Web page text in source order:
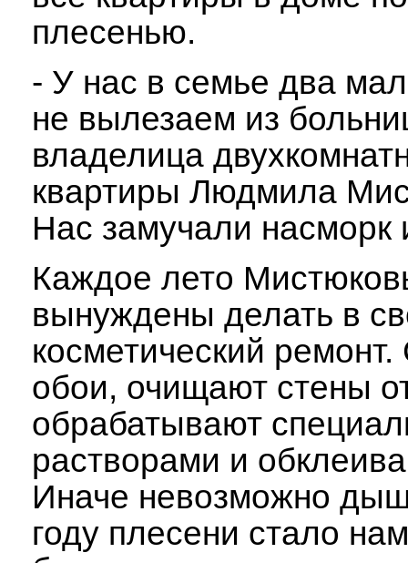
плесенью.
- У нас в семье два
не вылезаем из
владелица
квартиры Людмила
Нас замучали насморк
Каждое лето
вынуждены делать в
косметический
обои, очищают стены
обрабатывают
растворами и
Иначе невозможно
году плесени стало